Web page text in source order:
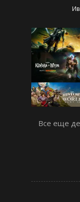
Все еще